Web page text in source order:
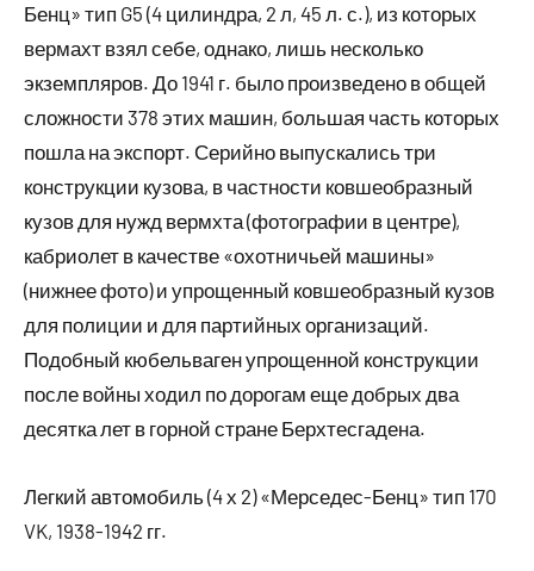
Бенц» тип G5 (4 цилиндра, 2 л, 45 л. с.), из которых
вермахт взял себе, однако, лишь несколько
экземпляров. До 1941 г. было произведено в общей
сложности 378 этих машин, большая часть которых
пошла на экспорт. Серийно выпускались три
конструкции кузова, в частности ковшеобразный
кузов для нужд вермхта (фотографии в центре),
кабриолет в качестве «охотничьей машины»
(нижнее фото) и упрощенный ковшеобразный кузов
для полиции и для партийных организаций.
Подобный кюбельваген упрощенной конструкции
после войны ходил по дорогам еще добрых два
десятка лет в горной стране Берхтесгадена.
Легкий автомобиль (4 х 2) «Мерседес-Бенц» тип 170
VK, 1938-1942 гг.